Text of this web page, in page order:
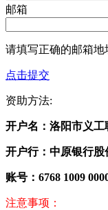
邮箱
请填写正确的邮箱地
点击提交
资助方法:
开户名： 洛阳市义工
开户行： 中原银行股
账号： 6768 1009
注意事项：